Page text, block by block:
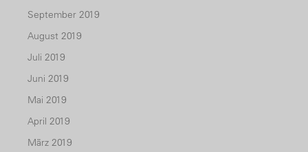
September 2019
August 2019
Juli 2019
Juni 2019
Mai 2019
April 2019
März 2019